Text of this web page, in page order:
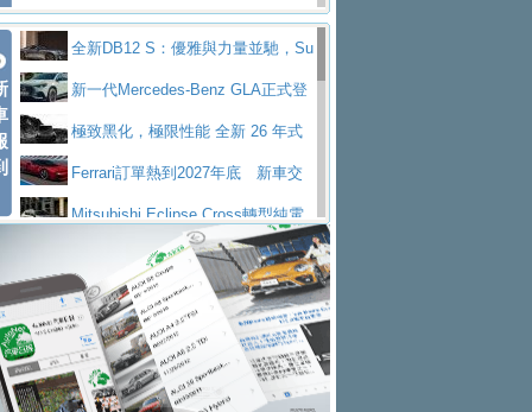
CKS SAKURA為品味獨具層峰買家打造的頂級座
駕，MAZDA CX-90 33T AWD Premium Ca
ptain Seat
EV
技的座駕! Ford Territory中型油電休旅
SO Super Great今日在台登場，結合先進安
ntis四品牌經銷權，全新多品牌旗艦展示中
心開幕啟用
屏東特搜大隊再添新利器 SITRAK
救助器材車買氣不衰、SUZUKI經銷商勇於開啟
全新大店，新北都鈴木占地500坪土城旗艦
展示中心開幕
2025第七屆ISUZU運轉職人挑戰賽
熱血登場 展現極致車技與專業職人精神
H2GP世界總決賽圓滿落幕 台灣團
隊表現精彩淨零減碳指標性應用 純電動水泥預
全新DB12 S：優雅與力量並馳，Su
per Tourer的顛峰之作
新一代Mercedes-Benz GLA正式登
場 續航最高657公里、支援320kW快充
極致黑化，極限性能 全新 26 年式
DEFENDER OCTA BLACK 限量登台
Ferrari訂單熱到2027年底 新車交
付至少得等一年以上
Mitsubishi Eclipse Cross轉型純電
休旅 87kWh電池續航超過600公里
全新BMW 318i Touring豪華旅行車
全台限量200台 進化現型
不等零關稅的紅利，Jeep品牌今日
起展開首批車交車Volvo EX60 即將叩關，靜肅性、底
盤與數位介面搶先揭露
Audi Q9 將於 2026 年底上市 旗艦